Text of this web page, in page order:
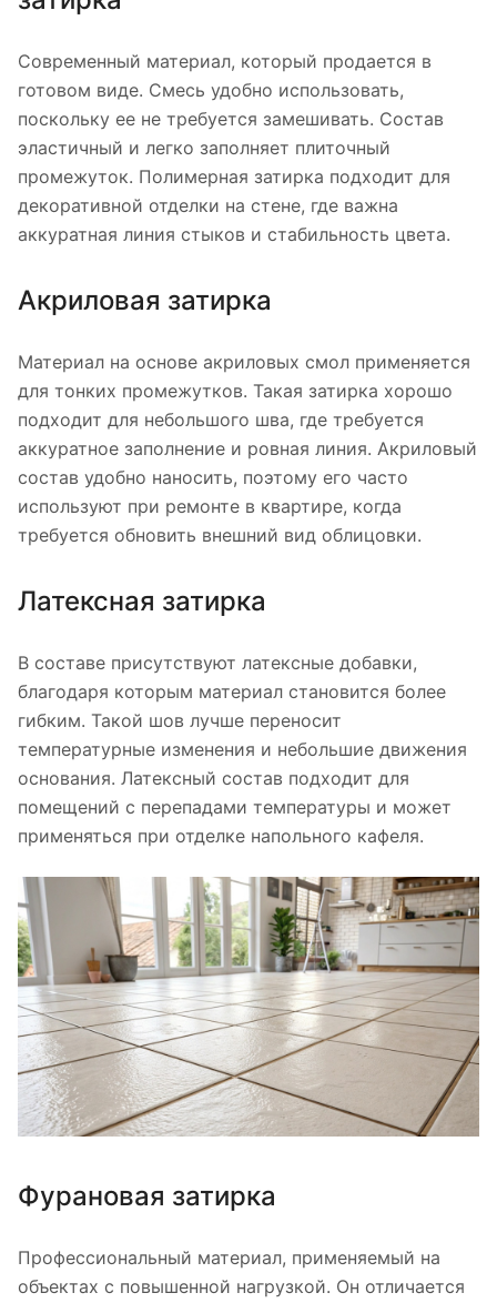
Современный материал, который продается в
готовом виде. Смесь удобно использовать,
поскольку ее не требуется замешивать. Состав
эластичный и легко заполняет плиточный
промежуток. Полимерная затирка подходит для
декоративной отделки на стене, где важна
аккуратная линия стыков и стабильность цвета.
Акриловая затирка
Материал на основе акриловых смол применяется
для тонких промежутков. Такая затирка хорошо
подходит для небольшого шва, где требуется
аккуратное заполнение и ровная линия. Акриловый
состав удобно наносить, поэтому его часто
используют при ремонте в квартире, когда
требуется обновить внешний вид облицовки.
Латексная затирка
В составе присутствуют латексные добавки,
благодаря которым материал становится более
гибким. Такой шов лучше переносит
температурные изменения и небольшие движения
основания. Латексный состав подходит для
помещений с перепадами температуры и может
применяться при отделке напольного кафеля.
Фурановая затирка
Профессиональный материал, применяемый на
объектах с повышенной нагрузкой. Он отличается